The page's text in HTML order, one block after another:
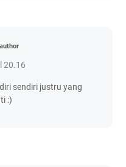
20.16
sendiri justru yang
:)